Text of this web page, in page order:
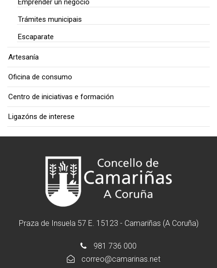
Emprender un negocio
Trámites municipais
Escaparate
Artesanía
Oficina de consumo
Centro de iniciativas e formación
Ligazóns de interese
Praza de Insuela 57 E. 15123 - Camariñas (A Coruña)
981 736 000
correo@camarinas.net